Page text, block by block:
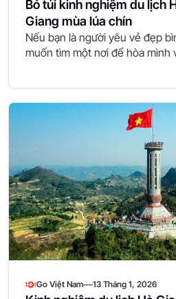
Bỏ túi kinh nghiệm du lịch
Giang mùa lúa chín
Nếu bạn là người yêu vẻ đẹp
muốn tìm một nơi để hòa mình
Go Việt Nam—13 Tháng 1, 2026